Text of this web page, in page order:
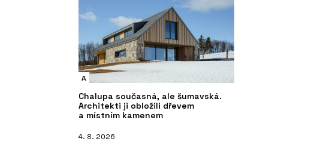
A
Chalupa současná, ale šumavská.
Architekti ji obložili dřevem
a místním kamenem
4. 8. 2026